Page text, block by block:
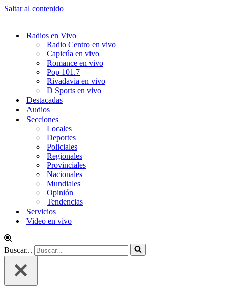
Saltar al contenido
Radios en Vivo
Radio Centro en vivo
Capicúa en vivo
Romance en vivo
Pop 101.7
Rivadavia en vivo
D Sports en vivo
Destacadas
Audios
Secciones
Locales
Deportes
Policiales
Regionales
Provinciales
Nacionales
Mundiales
Opinión
Tendencias
Servicios
Video en vivo
Buscar...